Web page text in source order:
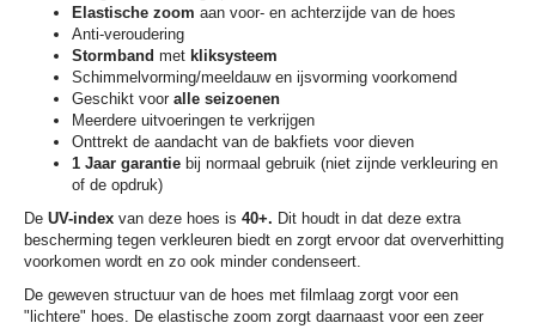
Elastische zoom aan voor- en achterzijde van de hoes
Anti-veroudering
Stormband met kliksysteem
Schimmelvorming/meeldauw en ijsvorming voorkomend
Geschikt voor alle seizoenen
Meerdere uitvoeringen te verkrijgen
Onttrekt de aandacht van de bakfiets voor dieven
1 Jaar garantie bij normaal gebruik (niet zijnde verkleuring en
of de opdruk)
De UV-index van deze hoes is 40+. Dit houdt in dat deze extra
bescherming tegen verkleuren biedt en zorgt ervoor dat oververhitting
voorkomen wordt en zo ook minder condenseert.
De geweven structuur van de hoes met filmlaag zorgt voor een
"lichtere" hoes. De elastische zoom zorgt daarnaast voor een zeer